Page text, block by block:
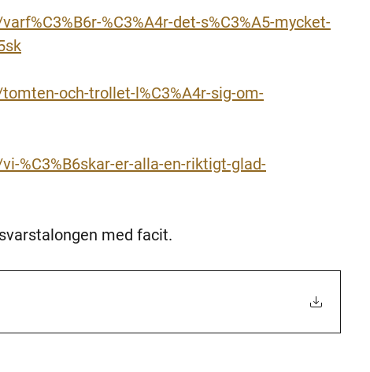
%C3%A4r-det-s%C3%A5-mycket-
och-trollet-l%C3%A4r-sig-om-
%C3%B6skar-er-alla-en-riktigt-glad-
med facit.